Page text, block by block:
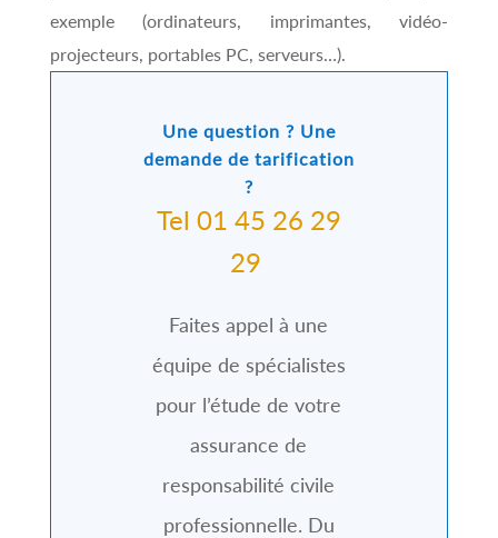
exemple (ordinateurs, imprimantes, vidéo-
projecteurs, portables PC, serveurs…).
Une question ? Une
demande de tarification
?
Tel 01 45 26 29
29
Faites appel à une
équipe de spécialistes
pour l’étude de votre
assurance de
responsabilité civile
professionnelle. Du